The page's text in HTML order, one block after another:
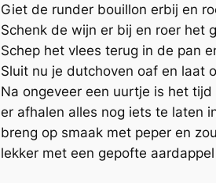
Giet de runder bouillon erbij en
Schenk de wijn er bij en roer het
Schep het vlees terug in de pan
Sluit nu je dutchoven oaf en laat
Na ongeveer een uurtje is het
er afhalen alles nog iets te laten
breng op smaak met peper en
lekker met een gepofte